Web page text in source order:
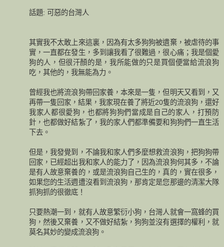
話題: 可惡的台灣人
其實我不太敢上來這裏，因為有太多狗狗被遺棄，被虐待的事
實，一直都在發生，多到讓我看了很難過，很心痛；我是個愛
狗的人，但很汗顏的是，我所能做的只是買個便當給流浪狗
吃，其他的，我無能為力。
曾經我也將流浪狗帶回家養，本來是一隻，但明天又看到，又
再帶一隻回家，結果，我家現在養了將近20隻的流浪狗，還好
我家人都很愛狗，也都將狗狗們當成是自己的家人，打預防
針，也都做好結紮了，我的家人們都準備要和狗狗們一直生活
下去。
但是，我發覺到，不論我和家人們多麼想救流浪狗，把狗狗帶
回家，已經超出我和家人的能力了，因為流浪狗何其多，不論
是有人故意棄養的，或是流浪狗自己生的，真的，實在很多，
如果您的生活週遭沒看到流浪狗，那肯定是您那邊的清潔大隊
抓狗抓的很徹底！
只要熱潮一到，就有人故意繁衍小狗，台灣人就會一窩蜂的買
狗，然後又棄養，又不做好結紮，狗狗並沒有選擇的權利，就
莫名其妙的變成流浪狗。